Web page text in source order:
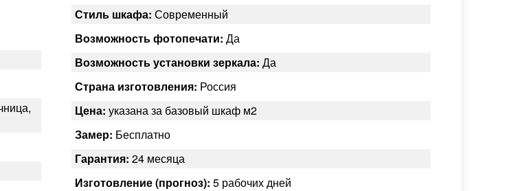
Стиль шкафа: Современный
Возможность фотопечати: Да
Возможность установки зеркала: Да
Страна изготовления: Россия
Цена: указана за базовый шкаф м2
Замер: Бесплатно
Гарантия: 24 месяца
Изготовление (прогноз): 5 рабочих дней